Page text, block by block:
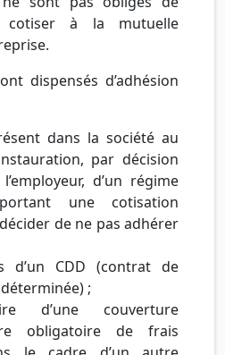
à la mutuelle
dispensés d’adhésion
dans la société au
par décision
d’un régime
une cotisation
de ne pas adhérer
d’un CDD (contrat de
;
d’une couverture
obligatoire de frais